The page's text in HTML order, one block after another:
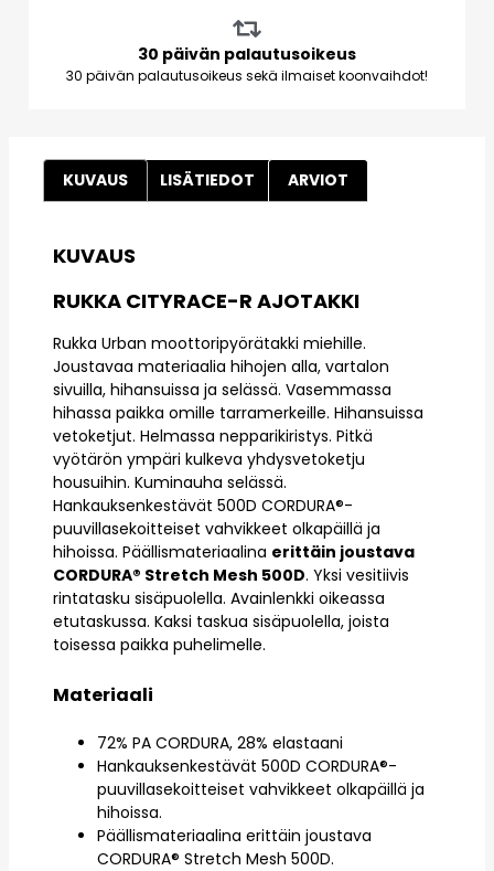
30 päivän palautusoikeus
30 päivän palautusoikeus sekä ilmaiset koonvaihdot!
KUVAUS LISÄTIEDOT ARVIOT
KUVAUS
RUKKA CITYRACE-R AJOTAKKI
Rukka Urban moottoripyörätakki miehille.
Joustavaa materiaalia hihojen alla, vartalon
sivuilla, hihansuissa ja selässä. Vasemmassa
hihassa paikka omille tarramerkeille. Hihansuissa
vetoketjut. Helmassa nepparikiristys. Pitkä
vyötärön ympäri kulkeva yhdysvetoketju
housuihin. Kuminauha selässä.
Hankauksenkestävät 500D CORDURA®-
puuvillasekoitteiset vahvikkeet olkapäillä ja
hihoissa. Päällismateriaalina erittäin joustava
CORDURA® Stretch Mesh 500D. Yksi vesitiivis
rintatasku sisäpuolella. Avainlenkki oikeassa
etutaskussa. Kaksi taskua sisäpuolella, joista
toisessa paikka puhelimelle.
Materiaali
72% PA CORDURA, 28% elastaani
Hankauksenkestävät 500D CORDURA®-
puuvillasekoitteiset vahvikkeet olkapäillä ja
hihoissa.
Päällismateriaalina erittäin joustava
CORDURA® Stretch Mesh 500D.